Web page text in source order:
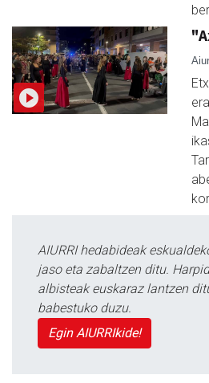
AIURRI hedabideak
jaso eta zabaltzen ditu.
albisteak euskaraz lantzen
babestuko duzu.
Egin AIURRIkide!